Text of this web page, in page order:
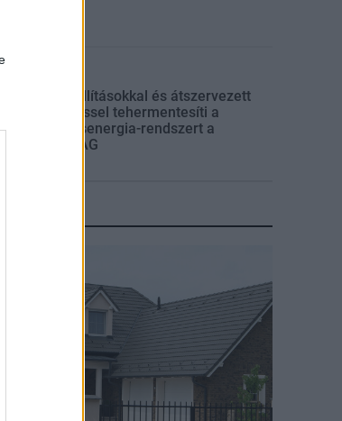
Gyárleállításokkal és átszervezett
termeléssel tehermentesíti a
villamosenergia-rendszert a
STRABAG